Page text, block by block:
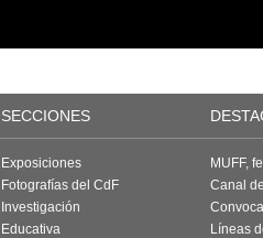
SECCIONES
Exposiciones
Fotografías del CdF
Investigación
Educativa
MUFF,
Canal
Líneas